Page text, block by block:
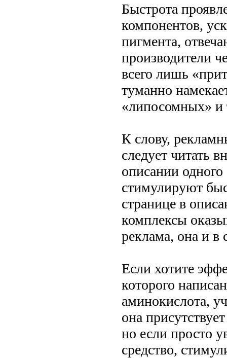
Быстрота
компонентов,
пигмента,
производители
всего лишь
туманно
«липосомных» и
К слову,
следует читать
описании
стимулируют
странице в
комплексы
реклама, она и в
Если хотите
которого
аминокислота,
она
но если просто
средство,